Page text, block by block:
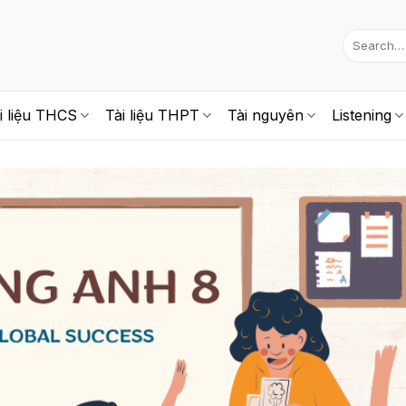
liệu THCS Tài liệu THPT Tài nguyên Listening